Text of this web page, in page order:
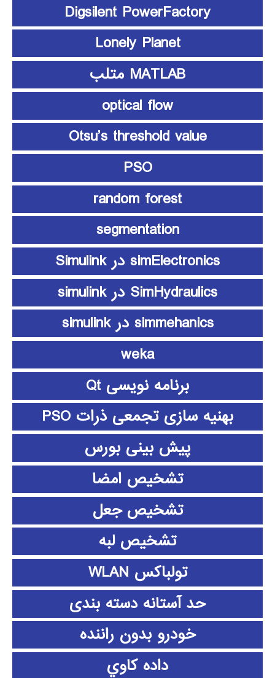
Digsilent PowerFactory
Lonely Planet
MATLAB متلب
optical flow
Otsu’s threshold value
PSO
random forest
segmentation
simElectronics در Simulink
SimHydraulics در simulink
simmehanics در simulink
weka
برنامه نویسی Qt
بهنیه سازی تجمعی ذرات PSO
پیش بینی بورس
تشخیص امضا
تشخیص جعل
تشخیص لبه
تولباکس WLAN
حد آستانه دسته بندی
خودرو بدون راننده
داده كاوي